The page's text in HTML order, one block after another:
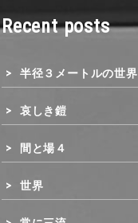
Recent posts
半径３メートルの世界
哀しき鎧
間と場４
世界